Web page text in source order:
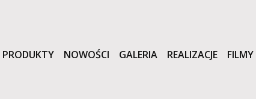
PRODUKTY NOWOŚCI GALERIA REALIZACJE FILMY